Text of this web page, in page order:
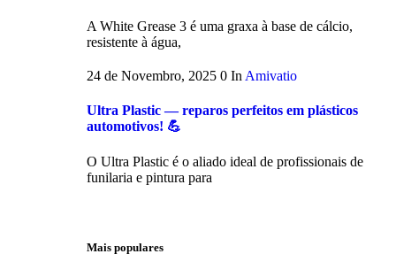
A White Grease 3 é uma graxa à base de cálcio,
resistente à água,
24 de Novembro, 2025 0 In Amivatio
Ultra Plastic — reparos perfeitos em plásticos
automotivos! 💪
O Ultra Plastic é o aliado ideal de profissionais de
funilaria e pintura para
Mais populares